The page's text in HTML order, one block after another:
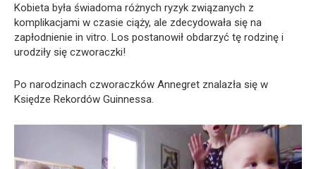
Kobieta była świadoma różnych ryzyk związanych z
komplikacjami w czasie ciąży, ale zdecydowała się na
zapłodnienie in vitro. Los postanowił obdarzyć tę rodzinę i
urodziły się czworaczki!
Po narodzinach czworaczków Annegret znalazła się w
Księdze Rekordów Guinnessa.